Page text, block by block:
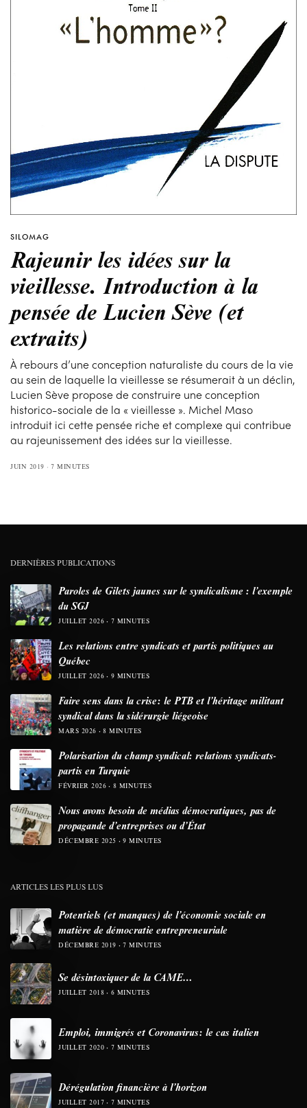
SILOMAG
Rajeunir les idées sur la
vieillesse. Introduction à la
pensée de Lucien Sève (et
extraits)
À rebours d’une conception naturaliste du cours de la vie
au sein de laquelle la vieillesse se résumerait à un déclin,
Lucien Sève propose de construire une conception
historico-sociale de la « vieillesse ». Michel Maso
introduit ici cette pensée riche et complexe qui contribue
au rajeunissement des idées sur la vieillesse.
JUIN 2019 7 MINUTES
DERNIÈRES PUBLICATIONS
Paroles de Gilets jaunes sur le syndicalisme : l’exemple
du SGJ
JUILLET 2026 7 MINUTES
Les relations entre syndicats et partis politiques au
Québec
JUILLET 2026 9 MINUTES
Faire sens dans la crise: le PTB et l’héritage militant
syndical dans la sidérurgie liégeoise
MARS 2026 8 MINUTES
Polarisation du champ syndical: relations syndicats-
partis en Turquie
FÉVRIER 2026 8 MINUTES
Nous avons besoin de médias démocratiques, pas de
propagande d’entreprises ou d’État
DÉCEMBRE 2025 9 MINUTES
ARTICLES LES PLUS LUS
Potentiels (et manques) de l’économie sociale en
matière de démocratie entrepreneuriale
DÉCEMBRE 2019 7 MINUTES
Se désintoxiquer de la CAME…
JUILLET 2018 6 MINUTES
Emploi, immigrés et Coronavirus: le cas italien
JUILLET 2020 7 MINUTES
Dérégulation financière à l’horizon
JUILLET 2017 7 MINUTES